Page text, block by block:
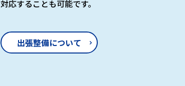
対応することも可能です。
出張整備について